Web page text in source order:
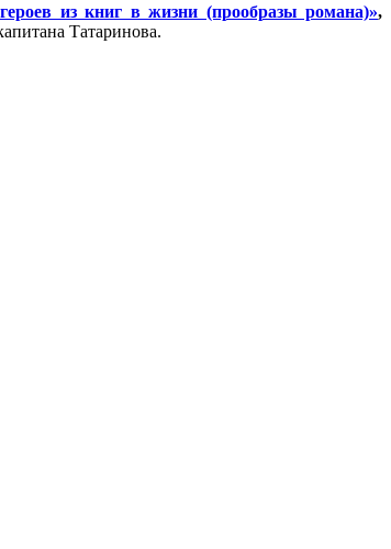
из книг в жизни (прообразы романа)»,
Татаринова.